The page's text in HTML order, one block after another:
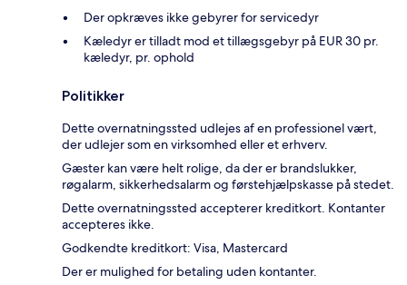
Der opkræves ikke gebyrer for servicedyr
Kæledyr er tilladt mod et tillægsgebyr på EUR 30 pr.
kæledyr, pr. ophold
Politikker
Dette overnatningssted udlejes af en professionel vært,
der udlejer som en virksomhed eller et erhverv.
Gæster kan være helt rolige, da der er brandslukker,
røgalarm, sikkerhedsalarm og førstehjælpskasse på stedet.
Dette overnatningssted accepterer kreditkort. Kontanter
accepteres ikke.
Godkendte kreditkort: Visa, Mastercard
Der er mulighed for betaling uden kontanter.